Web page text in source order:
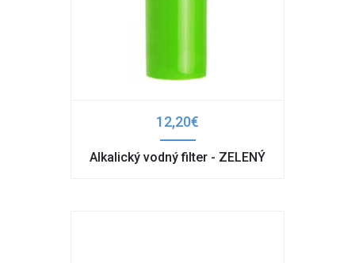
12,20€
Alkalický vodný filter - ZELENÝ